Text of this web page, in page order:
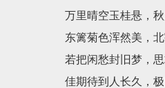
万里晴空玉桂悬，秋
东篱菊色浑然美，
若把闲愁封旧梦，思
佳期待到人长久，极